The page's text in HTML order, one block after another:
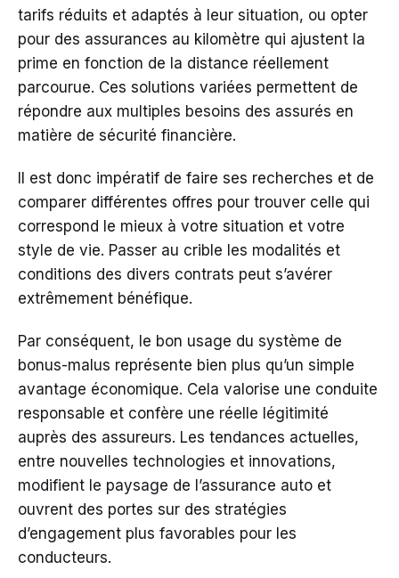
tarifs réduits et adaptés à leur situation, ou opter
pour des assurances au kilomètre qui ajustent la
prime en fonction de la distance réellement
parcourue. Ces solutions variées permettent de
répondre aux multiples besoins des assurés en
matière de sécurité financière.
Il est donc impératif de faire ses recherches et de
comparer différentes offres pour trouver celle qui
correspond le mieux à votre situation et votre
style de vie. Passer au crible les modalités et
conditions des divers contrats peut s’avérer
extrêmement bénéfique.
Par conséquent, le bon usage du système de
bonus-malus représente bien plus qu’un simple
avantage économique. Cela valorise une conduite
responsable et confère une réelle légitimité
auprès des assureurs. Les tendances actuelles,
entre nouvelles technologies et innovations,
modifient le paysage de l’assurance auto et
ouvrent des portes sur des stratégies
d’engagement plus favorables pour les
conducteurs.